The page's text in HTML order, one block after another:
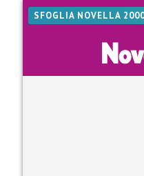
SFOGLIA NOVELLA